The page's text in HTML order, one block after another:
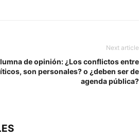
Next article
de opinión: ¿Los conflictos entre
son personales? o ¿deben ser de
agenda pública?